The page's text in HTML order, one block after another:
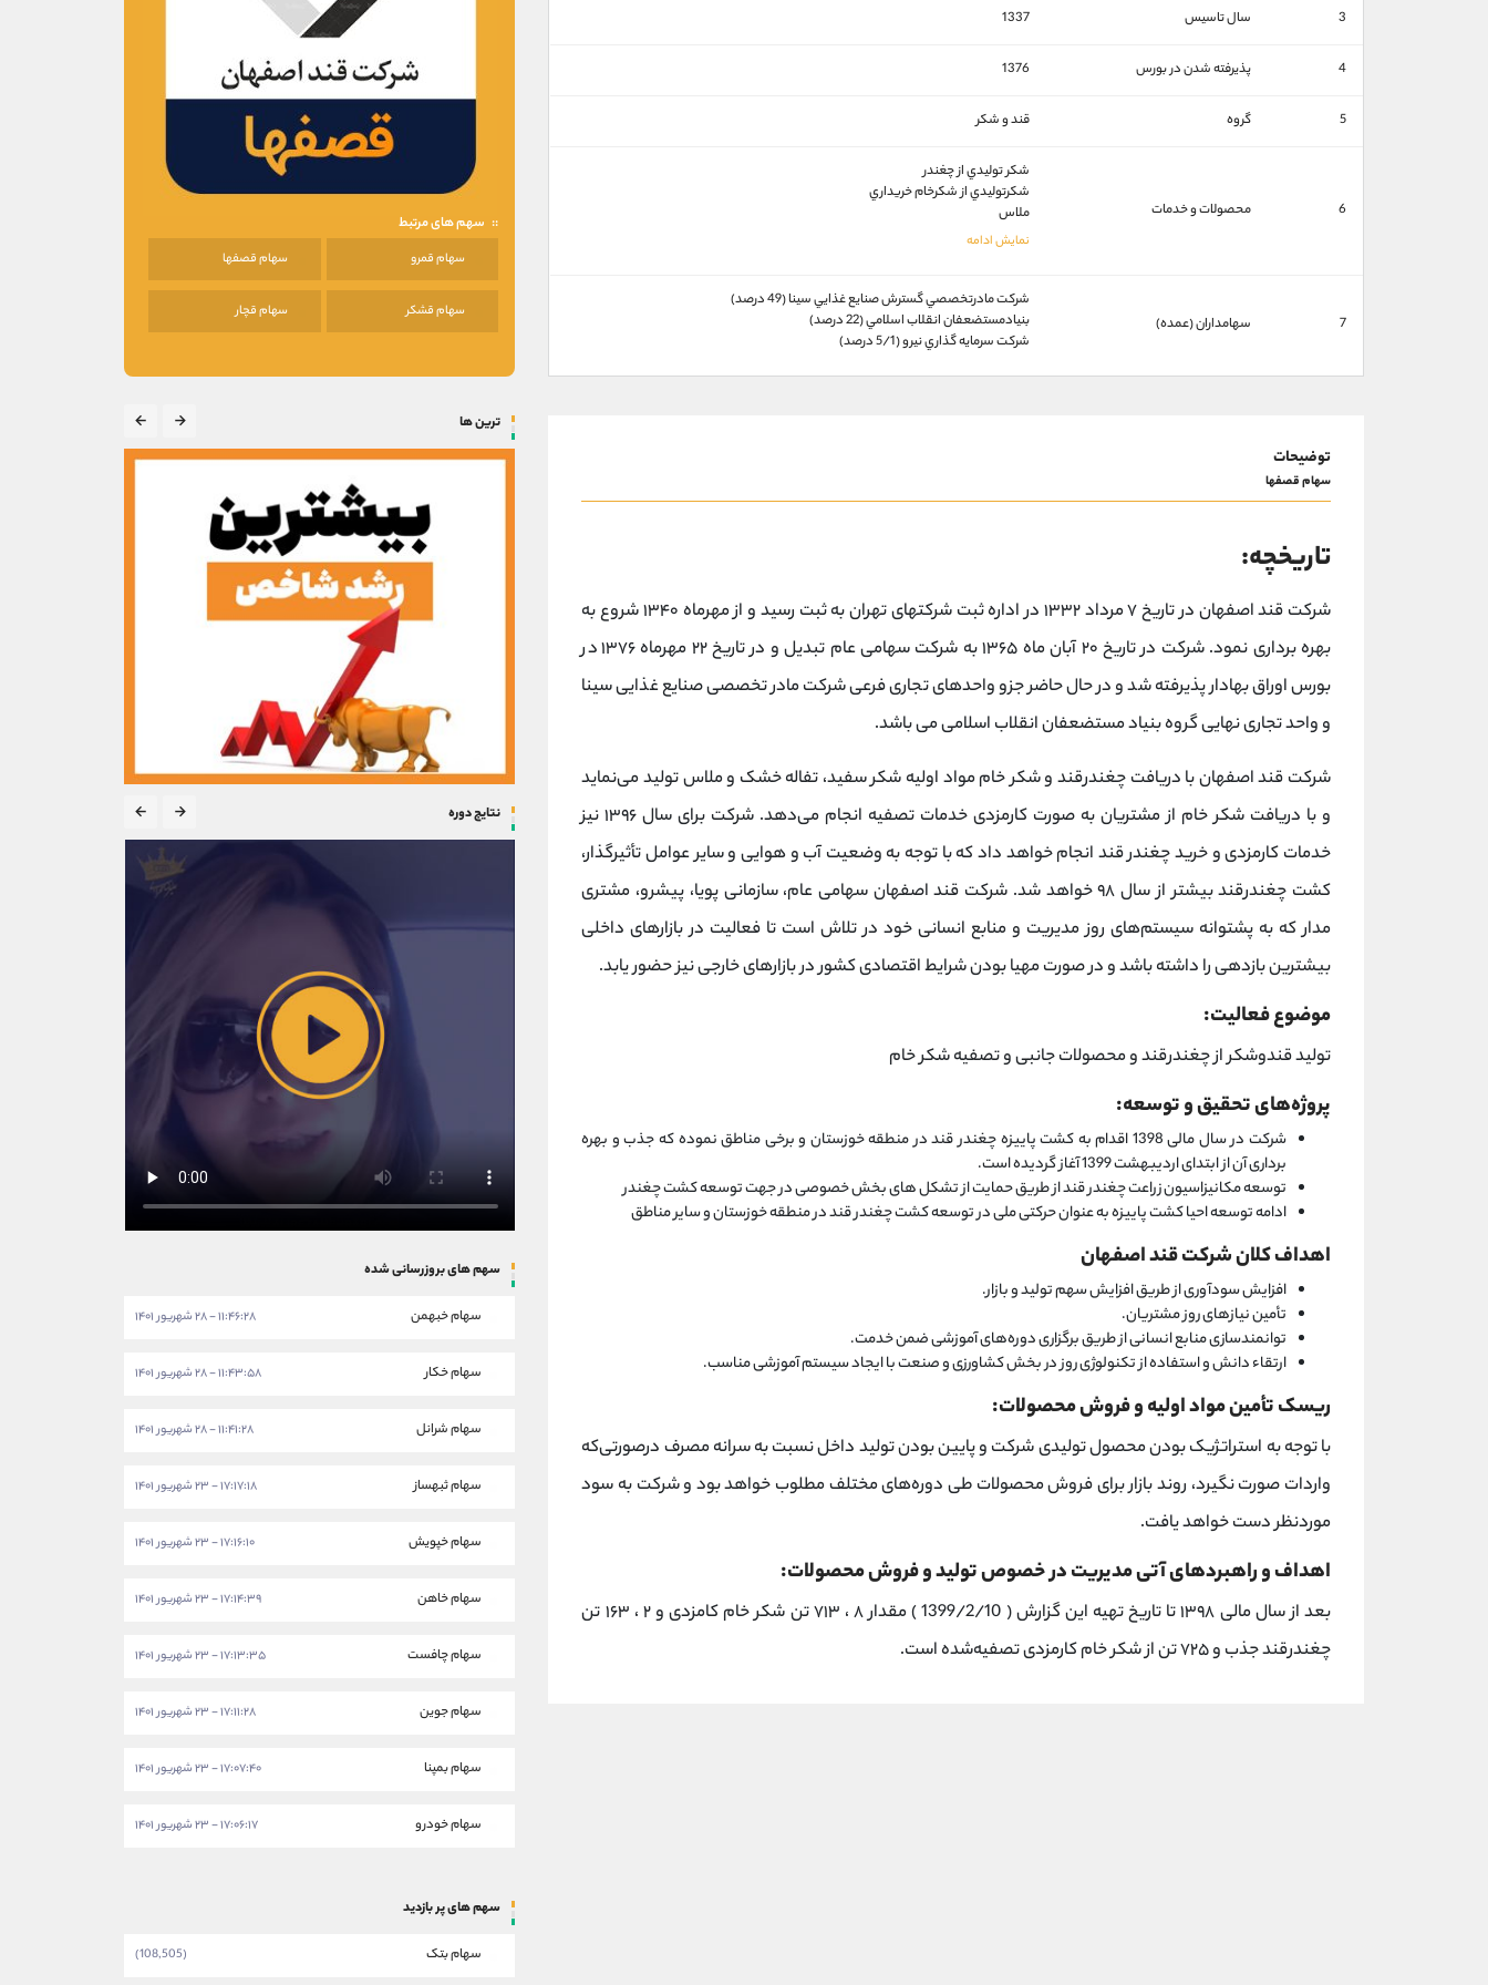
3 سال تاسیس 1337
4 پذیرفته شدن در بورس 1376
5 گروه قند و شکر
6 محصولات و خدمات
شکر توليدي از چغندر
شکرتوليدي از شکرخام خريداري
ملاس
7 سهامداران (عمده)
شركت مادرتخصصي گسترش صنايع غذايي سينا (49 درصد)
بنيادمستضعفان انقلاب اسلامي (22 درصد)
شركت سرمايه گذاري نيرو (5/1 درصد)
سهم های مرتبط
سهام قمرو سهام قصفها
سهام قشکر سهام قچار
توضیحات
سهام قصفها
تاریخچه:
شرکت قند اصفهان در تاریخ ۷ مرداد ۱۳۳۲ در اداره ثبت شرکتهای تهران به ثبت رسید و از مهرماه ۱۳۴۰ شروع به
بهره برداری نمود. شرکت در تاریخ ۲۰ آبان ماه ۱۳۶۵ به شرکت سهامی عام تبدیل و در تاریخ ۲۲ مهرماه ۱۳۷۶ در
بورس اوراق بهادار پذیرفته شد و در حال حاضر جزو واحدهای تجاری فرعی شرکت مادر تخصصی صنایع غذایی سینا
و واحد تجاری نهایی گروه بنیاد مستضعفان انقلاب اسلامی می باشد.
شرکت قند اصفهان با دریافت چغندرقند و شکر خام مواد اولیه شکر سفید، تفاله خشک و ملاس تولید می‌نماید
و با دریافت شکر خام از مشتریان به ‌صورت کارمزدی خدمات تصفیه انجام می‌دهد. شرکت برای سال ۱۳۹۶ نیز
خدمات کارمزدی و خرید چغندر قند انجام خواهد داد که با توجه به وضعیت آب و هوایی و سایر عوامل تأثیرگذار،
کشت چغندرقند بیشتر از سال ۹۸ خواهد شد. شرکت قند اصفهان سهامی عام، سازمانی پویا، پیشرو، مشتری
مدار که به پشتوانه سیستم‌های روز مدیریت و منابع انسانی خود در تلاش است تا فعالیت در بازارهای داخلی
بیشترین بازدهی را داشته باشد و در صورت مهیا بودن شرایط اقتصادی کشور در بازارهای خارجی نیز حضور یابد.
موضوع فعالیت:
تولید قندوشکر از چغندرقند و محصولات جانبی و تصفیه شکر خام
پروژه‌های تحقیق و توسعه:
شرکت در سال مالی 1398 اقدام به کشت پاییزه چغندر قند در منطقه خوزستان و برخی مناطق نموده که جذب و بهره
برداری آن از ابتدای اردیبهشت 1399 آغاز گردیده است.
توسعه مکانیزاسیون زراعت چغندر قند از طریق حمایت از تشکل های بخش خصوصی در جهت توسعه کشت چغندر
ادامه توسعه احیا کشت پاییزه به عنوان حرکتی ملی در توسعه کشت چغندر قند در منطقه خوزستان و سایر مناطق
اهداف کلان شرکت قند اصفهان
افزایش سودآوری از طریق افزایش سهم تولید و بازار.
تأمین نیازهای روز مشتریان.
توانمندسازی منابع انسانی از طریق برگزاری دوره‌های آموزشی ضمن خدمت.
ارتقاء دانش و استفاده از تکنولوژی روز در بخش کشاورزی و صنعت با ایجاد سیستم آموزشی مناسب.
ریسک تأمین مواد اولیه و فروش محصولات:
با توجه به استراتژیک بودن محصول تولیدی شرکت و پایین بودن تولید داخل نسبت به سرانه مصرف درصورتی‌که
واردات صورت نگیرد، روند بازار برای فروش محصولات طی دوره‌های مختلف مطلوب خواهد بود و شرکت به سود
موردنظر دست خواهد یافت.
اهداف و راهبردهای آتی مدیریت در خصوص تولید و فروش محصولات:
بعد از سال مالی ۱۳۹۸ تا تاریخ تهیه این گزارش ( 1399/2/10 ) مقدار ۸ ، ۷۱۳ تن شکر خام كامزدی و ۲ ، ۱۶۳ تن
چغندرقند جذب و ۷۲۵ تن از شکر خام کارمزدی تصفیه‌شده است.
ترین ها
نتایج دوره
سهم های بروزرسانی شده
سهام خبهمن ۱۱:۴۶:۲۸ - ۲۸ شهریور ۱۴۰۱
سهام خکار ۱۱:۴۳:۵۸ - ۲۸ شهریور ۱۴۰۱
سهام شرانل ۱۱:۴۱:۲۸ - ۲۸ شهریور ۱۴۰۱
سهام ثبهساز ۱۷:۱۷:۱۸ - ۲۳ شهریور ۱۴۰۱
سهام خپویش ۱۷:۱۶:۱۰ - ۲۳ شهریور ۱۴۰۱
سهام خاهن ۱۷:۱۴:۳۹ - ۲۳ شهریور ۱۴۰۱
سهام چافست ۱۷:۱۳:۳۵ - ۲۳ شهریور ۱۴۰۱
سهام جوین ۱۷:۱۱:۲۸ - ۲۳ شهریور ۱۴۰۱
سهام بمپنا ۱۷:۰۷:۴۰ - ۲۳ شهریور ۱۴۰۱
سهام خودرو ۱۷:۰۶:۱۷ - ۲۳ شهریور ۱۴۰۱
سهم های پر بازدید
سهام بتک (108,505)